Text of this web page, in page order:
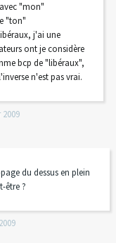
"mon"
"ton"
j'ai une
ont je considère
bcp de "libéraux",
n'est pas vrai.
du dessus en plein
être ?